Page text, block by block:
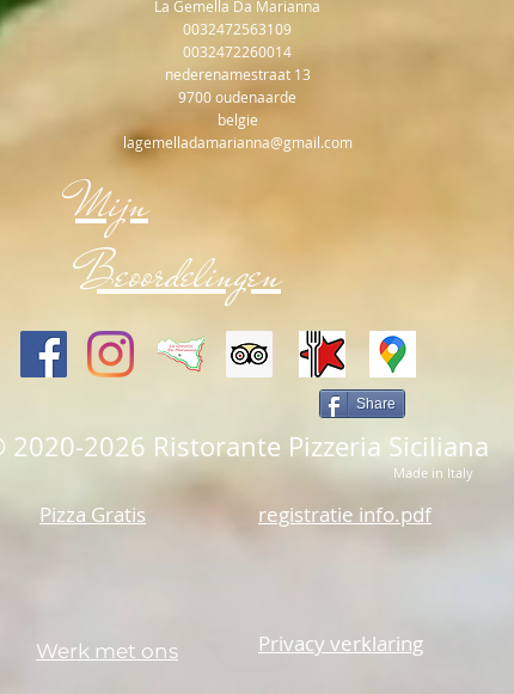
La Gemella Da Marianna
0032472563109
0032472260014
nederenamestraat 13
9700 oudenaarde
belgie
lagemelladamarianna@gmail.com
Mijn
Beoordelingen
Share
2020-2026 Ristorante Pizzeria Siciliana
Made in Italy
Pizza Gratis registratie info.pdf
Werk met ons Privacy verklaring